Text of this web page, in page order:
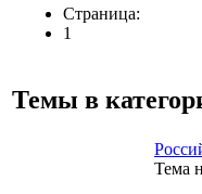
Страница:
1
Темы в
Тема